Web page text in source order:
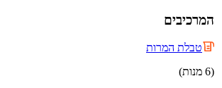
המרכיבים
טבלת המרות
(6 מנות)